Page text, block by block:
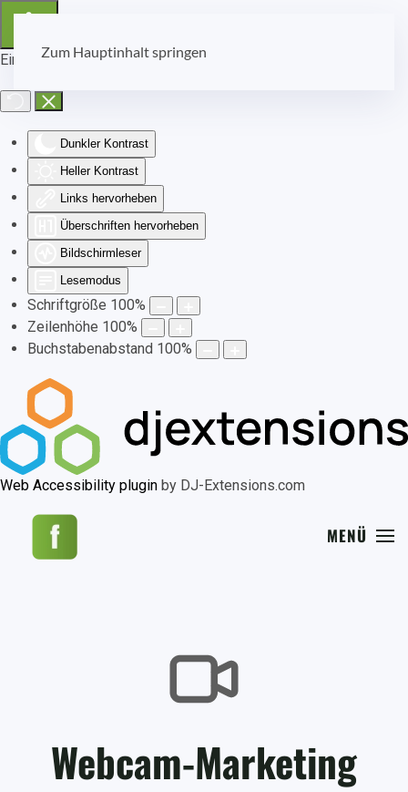
Eingabehilfen öffnen
Dunkler Kontrast
Heller Kontrast
Links hervorheben
Überschriften hervorheben
Bildschirmleser
Lesemodus
Schriftgröße 100%
Zeilenhöhe 100%
Buchstabenabstand 100%
Web Accessibility plugin by DJ-Extensions.com
Zum Hauptinhalt springen
MENÜ
Webcam-Marketing